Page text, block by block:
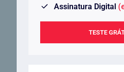
Assinatura Digital
TESTE